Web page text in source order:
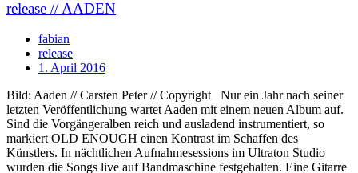
release // AADEN
fabian
release
1. April 2016
Bild: Aaden // Carsten Peter // Copyright Nur ein Jahr nach seiner
letzten Veröffentlichung wartet Aaden mit einem neuen Album auf.
Sind die Vorgängeralben reich und ausladend instrumentiert, so
markiert OLD ENOUGH einen Kontrast im Schaffen des
Künstlers. In nächtlichen Aufnahmesessions im Ultraton Studio
wurden die Songs live auf Bandmaschine festgehalten. Eine Gitarre